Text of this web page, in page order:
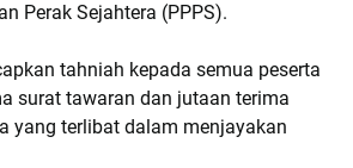
Perak Sejahtera (PPPS).
tahniah kepada semua peserta
surat tawaran dan jutaan terima
yang terlibat dalam menjayakan